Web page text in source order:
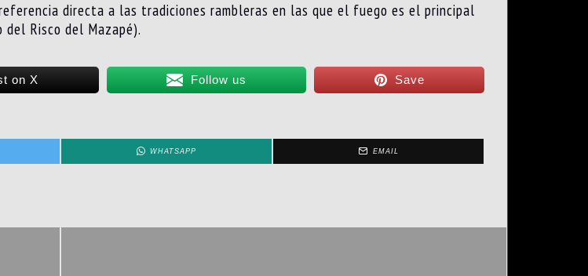
directa a las tradiciones rambleras en las que el fuego es el principal
del Risco del Mazapé).
on X Follow us Save
WHATSAPP EMAIL